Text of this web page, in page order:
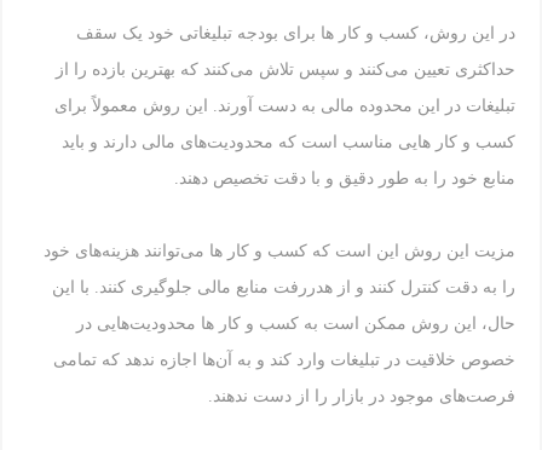
در این روش، کسب و کار ها برای بودجه تبلیغاتی خود یک سقف
حداکثری تعیین می‌کنند و سپس تلاش می‌کنند که بهترین بازده را از
تبلیغات در این محدوده مالی به دست آورند. این روش معمولاً برای
کسب و کار هایی مناسب است که محدودیت‌های مالی دارند و باید
منابع خود را به طور دقیق و با دقت تخصیص دهند.
مزیت این روش این است که کسب و کار ها می‌توانند هزینه‌های خود
را به دقت کنترل کنند و از هدررفت منابع مالی جلوگیری کنند. با این
حال، این روش ممکن است به کسب و کار ها محدودیت‌هایی در
خصوص خلاقیت در تبلیغات وارد کند و به آن‌ها اجازه ندهد که تمامی
فرصت‌های موجود در بازار را از دست ندهند.